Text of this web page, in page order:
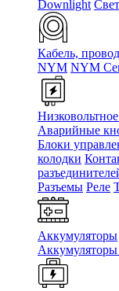
Downlight
Кабель, провод
NYM NYM
Аварийные
Блоки
колодки
Разъемы Реле
Аккумуляторы